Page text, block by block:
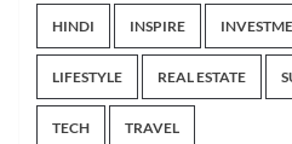
HINDI INSPIRE
LIFESTYLE REAL ESTATE
TECH TRAVEL